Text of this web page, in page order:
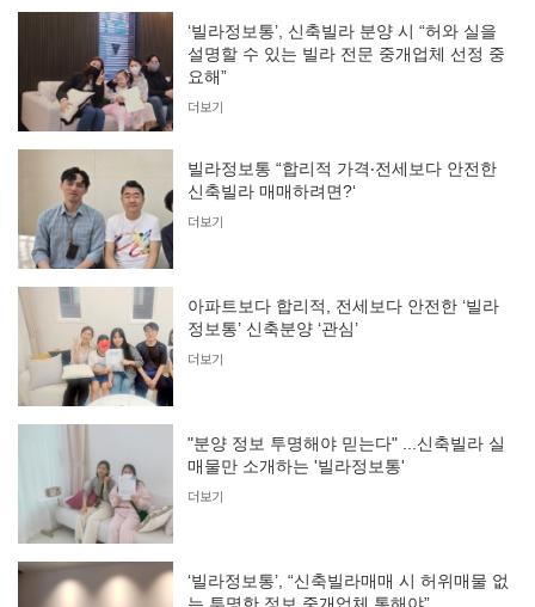
‘빌라정보통’, 신축빌라 분양 시 “허와 실을
설명할 수 있는 빌라 전문 중개업체 선정 중
요해”
더보기
빌라정보통 “합리적 가격‧전세보다 안전한
신축빌라 매매하려면?‘
더보기
아파트보다 합리적, 전세보다 안전한 ‘빌라
정보통’ 신축분양 ‘관심’
더보기
"분양 정보 투명해야 믿는다" ...신축빌라 실
매물만 소개하는 '빌라정보통'
더보기
‘빌라정보통’, “신축빌라매매 시 허위매물 없